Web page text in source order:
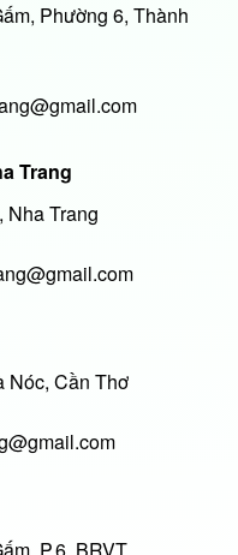
Phường 6, Thành
Trang
Trang
Nóc, Cần Thơ